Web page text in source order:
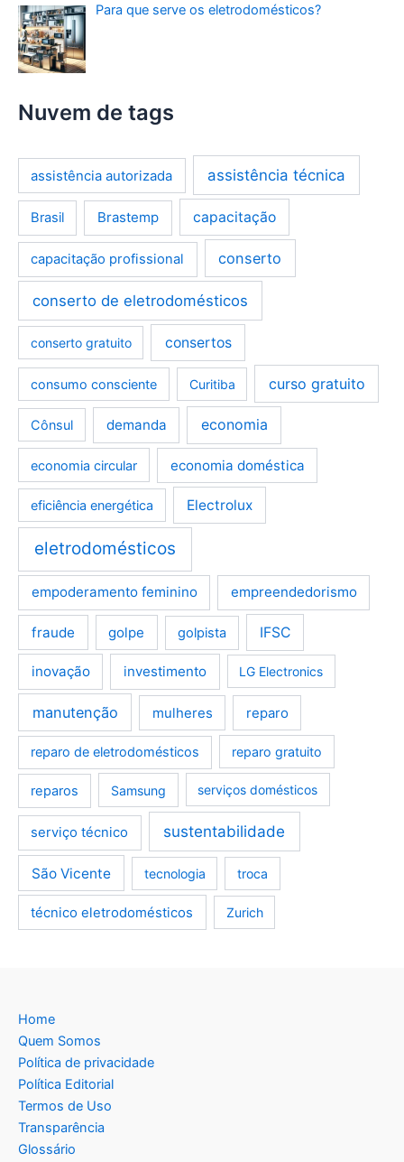
Para que serve os eletrodomésticos?
Nuvem de tags
assistência autorizada assistência técnica
Brasil Brastemp capacitação
capacitação profissional conserto
conserto de eletrodomésticos
conserto gratuito consertos
consumo consciente Curitiba curso gratuito
Cônsul demanda economia
economia circular economia doméstica
eficiência energética Electrolux
eletrodomésticos
empoderamento feminino empreendedorismo
fraude golpe golpista IFSC
inovação investimento LG Electronics
manutenção mulheres reparo
reparo de eletrodomésticos reparo gratuito
reparos Samsung serviços domésticos
serviço técnico sustentabilidade
São Vicente tecnologia troca
técnico eletrodomésticos Zurich
Home
Quem Somos
Política de privacidade
Política Editorial
Termos de Uso
Transparência
Glossário